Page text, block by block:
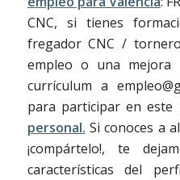
CNC, si tienes
fregador CNC /
empleo o una mejora
currículum a
para participar en este
personal. Si conoces a
¡compártelo!, te
características del